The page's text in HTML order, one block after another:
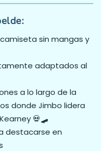
sin mangas y
adaptados al
a lo largo de la
donde Jimbo lidera
💀🛹
destacarse en